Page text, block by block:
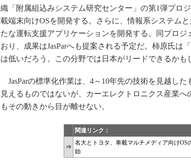
織「附属組込みシステム研究センター」の第1弾プロ
載端末向けOSを開発する。さらに、情報系システム
たな運転支援アプリケーションを開発する。同プロジ
おり、成果はJasParへも提案される予定だ。柿原氏は
は低いだろう。この分野では日本がリードできるかも
JasParの標準化作業は、4～10年先の技術を見越し
見えるものではないが、カーエレクトロニクス産業
もその動きから目が離せない。
関連リンク：
⇒
名大とトヨタ、車載マルチメディア向けOS
始